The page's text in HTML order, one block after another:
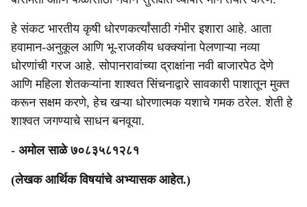
हे संकट भारतीय कृषी धोरणकर्त्यांसाठी गंभीर इशारा आहे. आता
हवामान-अनुकूल आणि भू-राजकीय धक्क्यांना पेलणाऱ्या नव्या
धोरणांची गरज आहे. सोपानरावांच्या द्राक्षांना नवी बाजारपेठ देणे
आणि महिला शेतकऱ्यांना शाश्वत सिंचनाद्वारे सावकारी पाशातून मुक्त
करून सक्षम करणे, हेच खऱ्या धोरणात्मक यशाचे गमक ठरेल. शेती हे
शाश्वत जगण्याचे साधन बनवूया.
- अमोल साळे ७०८३५८१२८१
(लेखक आर्थिक विषयांचे अभ्यासक आहेत.)